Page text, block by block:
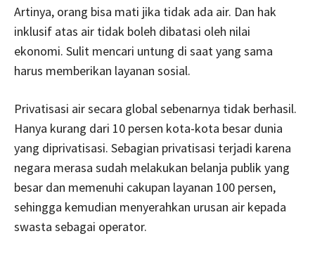
Artinya, orang bisa mati jika tidak ada air. Dan hak
inklusif atas air tidak boleh dibatasi oleh nilai
ekonomi. Sulit mencari untung di saat yang sama
harus memberikan layanan sosial.
Privatisasi air secara global sebenarnya tidak berhasil.
Hanya kurang dari 10 persen kota-kota besar dunia
yang diprivatisasi. Sebagian privatisasi terjadi karena
negara merasa sudah melakukan belanja publik yang
besar dan memenuhi cakupan layanan 100 persen,
sehingga kemudian menyerahkan urusan air kepada
swasta sebagai operator.